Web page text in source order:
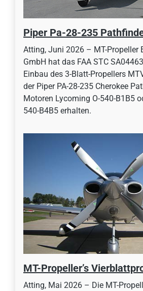
Piper Pa-28-235
Atting, Juni 2026 – MT-Propeller
GmbH hat das FAA STC
Einbau des 3-Blatt-Propellers
der Piper PA-28-235 Cherokee
Motoren Lycoming O-540-B1B5
540-B4B5 erhalten.
MT-Propeller’s
Atting, Mai 2026 – Die MT-